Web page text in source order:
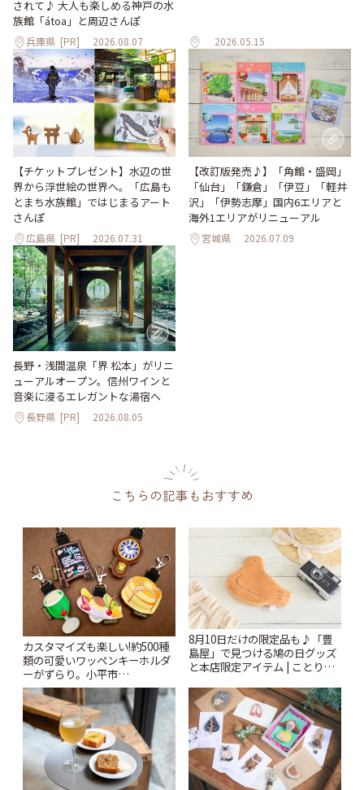
されて♪ 大人も楽しめる神戸の水
族館「átoa」と周辺さんぽ
兵庫県 [PR] 2026.08.07 2026.05.15
【チケットプレゼント】水辺の世
界から浮世絵の世界へ。「広島も
とまち水族館」ではじまるアート
さんぽ
広島県 [PR] 2026.07.31
【改訂版発売♪】「角館・盛岡」
「仙台」「鎌倉」「伊豆」「軽井
沢」「伊勢志摩」国内6エリアと
海外1エリアがリニューアル
宮城県 2026.07.09
長野・浅間温泉「界 松本」がリニ
ューアルオープン。信州ワインと
音楽に浸るエレガントな湯宿へ
長野県 [PR] 2026.08.05
こちらの記事もおすすめ
カスタマイズも楽しい!約500種
類の可愛いワッペンキーホルダ
ーがずらり。小平市
「Kimamaya T&K」 | ことりっ
ぷ
8月10日だけの限定品も♪「豊
島屋」で見つける鳩の日グッズ
と本店限定アイテム | ことりっ